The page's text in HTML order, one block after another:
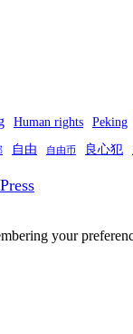
Human rights Peking
自由 自由币 良心犯
your